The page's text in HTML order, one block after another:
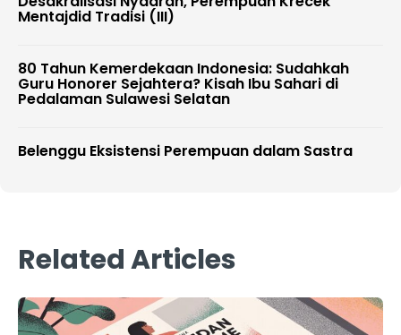
Mentajdid Tradisi (III)
80 Tahun Kemerdekaan Indonesia: Sudahkah
Guru Honorer Sejahtera? Kisah Ibu Sahari di
Pedalaman Sulawesi Selatan
Belenggu Eksistensi Perempuan dalam Sastra
Related Articles